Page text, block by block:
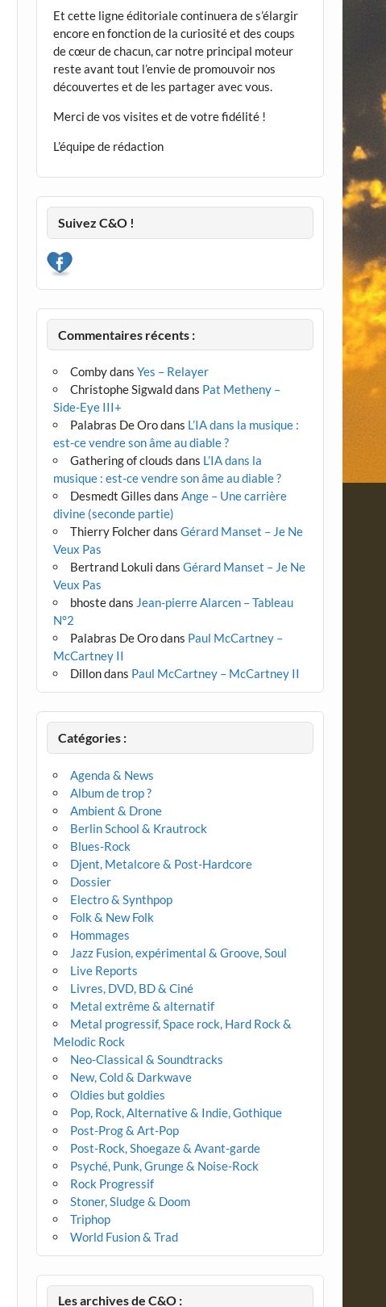
Et cette ligne éditoriale continuera de s’élargir
encore en fonction de la curiosité et des coups
de cœur de chacun, car notre principal moteur
reste avant tout l’envie de promouvoir nos
découvertes et de les partager avec vous.
Merci de vos visites et de votre fidélité !
L’équipe de rédaction
Suivez C&O !
Commentaires récents :
CombydansYes – Relayer
Christophe Sigwalddans Pat Metheny –
Side-Eye III+
Palabras De Orodans L’IA dans la musique :
est-ce vendre son âme au diable ?
Gathering of clouds dans L’IA dans la
musique : est-ce vendre son âme au diable ?
Desmedt Gilles dansAnge – Une carrière
divine (seconde partie)
Thierry FolcherdansGérard Manset – Je Ne
Veux Pas
Bertrand Lokuli dansGérard Manset – Je Ne
Veux Pas
bhostedans Jean-pierre Alarcen – Tableau
N°2
Palabras De Orodans Paul McCartney –
McCartney II
Dillondans Paul McCartney – McCartney II
Catégories :
Agenda & News
Album de trop ?
Ambient & Drone
Berlin School & Krautrock
Blues-Rock
Djent, Metalcore & Post-Hardcore
Dossier
Electro & Synthpop
Folk & New Folk
Hommages
Jazz Fusion, expérimental & Groove, Soul
Live Reports
Livres, DVD, BD & Ciné
Metal extrême & alternatif
Metal progressif, Space rock, Hard Rock &
Melodic Rock
Neo-Classical & Soundtracks
New, Cold & Darkwave
Oldies but goldies
Pop, Rock, Alternative & Indie, Gothique
Post-Prog & Art-Pop
Post-Rock, Shoegaze & Avant-garde
Psyché, Punk, Grunge & Noise-Rock
Rock Progressif
Stoner, Sludge & Doom
Triphop
World Fusion & Trad
Les archives de C&O :